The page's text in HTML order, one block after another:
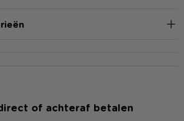
of achteraf betalen